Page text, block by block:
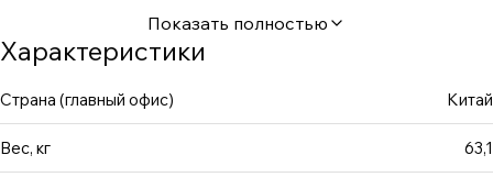
160° В комплекте: переносной виниловый чехол Доп.
опция: кейс на колесиках Цвет корпуса: серебряный
Также на всех экранах Fast Fold & Fast Fold XL сзади
присутствует кронштейн для поддержания полотна.
Показать полностью
Характеристики
Страна (главный офис) Китай
Вес, кг 63,1